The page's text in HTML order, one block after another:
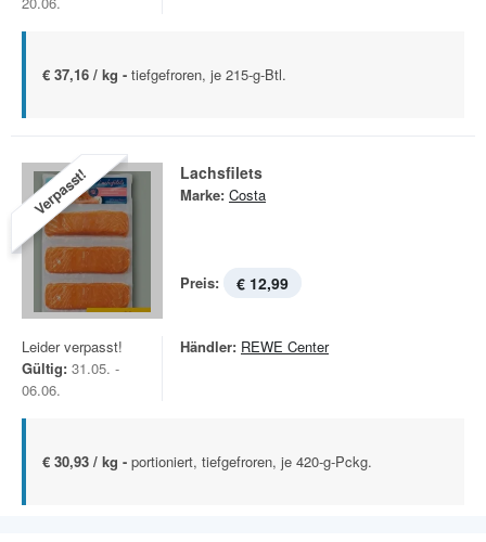
€ 37,16 / kg - tiefgefroren, je 215-g-Btl.
Verpasst! Lachsfilets
Marke: Costa
Preis: € 12,99
Leider verpasst!
Gültig: 31.05. -
06.06.
Händler: REWE Center
€ 30,93 / kg - portioniert, tiefgefroren, je 420-g-Pckg.